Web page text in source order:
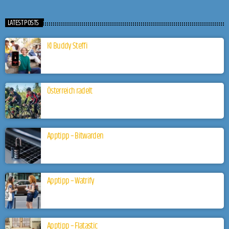
LATEST POSTS
KI Buddy Steffi
Österreich radelt
Apptipp – Bitwarden
Apptipp – Watrify
Apptipp – Flatastic